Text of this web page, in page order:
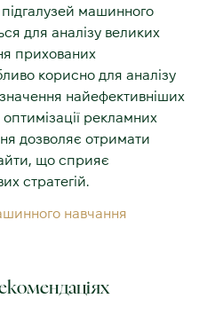
машинного
для аналізу великих
прихованих
корисно для аналізу
найефективніших
рекламних
дозволяє отримати
що сприяє
стратегій.
навчання